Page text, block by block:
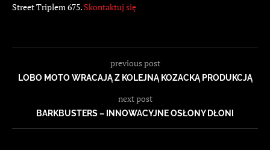
Street Triplem 675. Skontaktuj się
previous post
LOBO MOTO WRACAJĄ Z KOLEJNĄ KOZACKĄ PRODUKCJĄ
next post
BARKBUSTERS – INNOWACYJNE OSŁONY DŁONI